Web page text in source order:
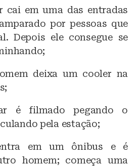
cai em uma das entradas
por pessoas que
Depois ele consegue se
deixa um cooler na
é filmado pegando o
pela estação;
em um ônibus e é
homem; começa uma